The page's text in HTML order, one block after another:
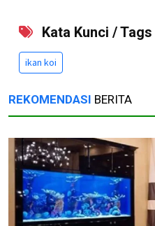
Kata Kunci / Tags
ikan koi
REKOMENDASI BERITA